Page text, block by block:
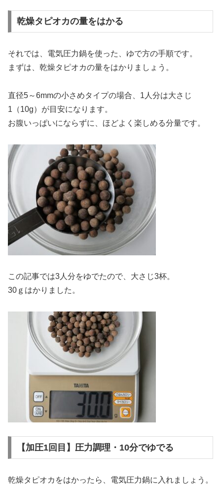
乾燥タピオカの量をはかる
それでは、電気圧力鍋を使った、ゆで方の手順です。
まずは、乾燥タピオカの量をはかりましょう。
直径5～6mmの小さめタイプの場合、1人分は大さじ
1（10g）が目安になります。
お腹いっぱいにならずに、ほどよく楽しめる分量です。
この記事では3人分をゆでたので、大さじ3杯。
30ｇはかりました。
【加圧1回目】圧力調理・10分でゆでる
乾燥タピオカをはかったら、電気圧力鍋に入れましょう。